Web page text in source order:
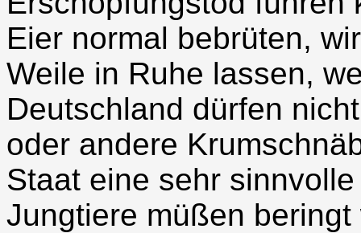
Eier normal bebrüten,
Weile in Ruhe lassen,
Deutschland dürfen
oder andere
Staat eine sehr
Jungtiere müßen beringt